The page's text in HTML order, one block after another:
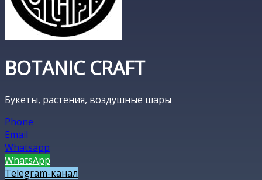
BOTANIC CRAFT
Букеты, растения, воздушные шары
Phone
Email
Whatsapp
WhatsApp
Telegram-канал